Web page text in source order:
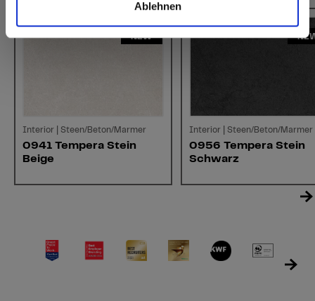
Ablehnen
NEW
Interior | Steen/Beton/Marmer
0941 Tempera Stein
Beige
Interior | Steen/Beton/Marmer
0956 Tempera Stein
Schwarz